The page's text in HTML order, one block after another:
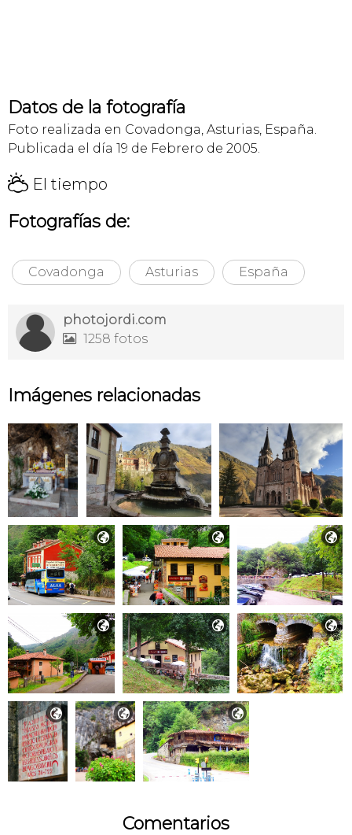
Datos de la fotografía
Foto realizada en Covadonga, Asturias, España.
Publicada el día 19 de Febrero de 2005.
H El tiempo
Fotografías de:
Covadonga Asturias España
photojordi.com
 1258 fotos
Imágenes relacionadas
  
  
  
Comentarios